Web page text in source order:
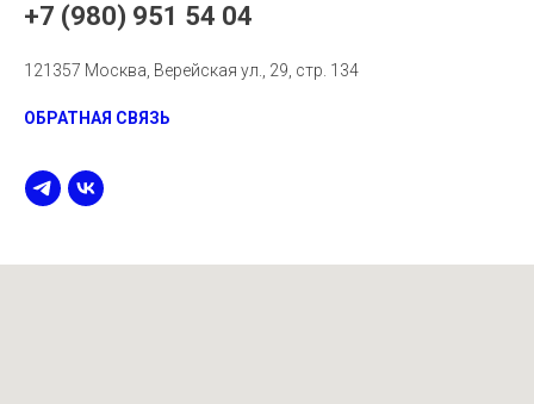
+7 (980) 951 54 04
121357 Москва, Верейская ул., 29, стр. 134
ОБРАТНАЯ СВЯЗЬ